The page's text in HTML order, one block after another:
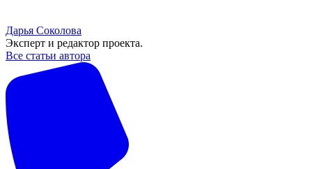
Дарья Соколова
Эксперт и редактор проекта.
Все статьи автора